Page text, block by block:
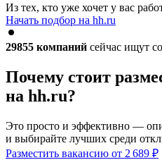
Из тех, кто уже хочет у вас
Начать подбор на hh.ru
29855 компаний сейчас ищут
Почему стоит
на hh.ru?
Это просто и эффективно —
и выбирайте лучших среди
Разместить вакансию от 2 689 ₽